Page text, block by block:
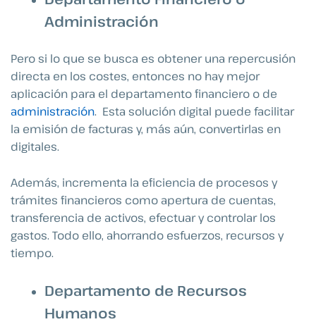
Administración
Pero si lo que se busca es obtener una repercusión
directa en los costes, entonces no hay mejor
aplicación para el departamento financiero o de
administración. Esta solución digital puede facilitar
la emisión de facturas y, más aún, convertirlas en
digitales.
Además, incrementa la eficiencia de procesos y
trámites financieros como apertura de cuentas,
transferencia de activos, efectuar y controlar los
gastos. Todo ello, ahorrando esfuerzos, recursos y
tiempo.
Departamento de Recursos
Humanos